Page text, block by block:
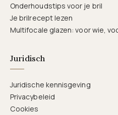
Onderhoudstips voor je bril
Je brilrecept lezen
Multifocale glazen: voor wie,
Juridisch
Juridische kennisgeving
Privacybeleid
Cookies